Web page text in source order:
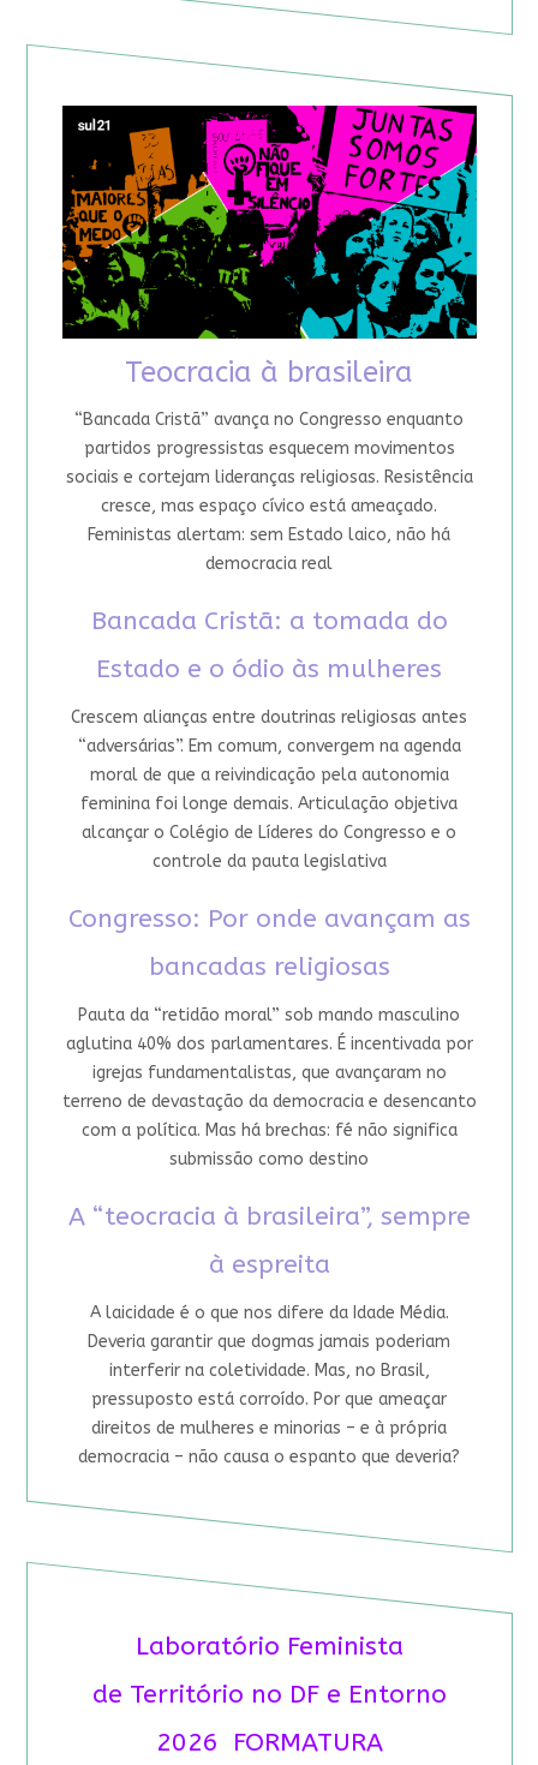
Teocracia à brasileira
“Bancada Cristã” avança no Congresso enquanto
partidos progressistas esquecem movimentos
sociais e cortejam lideranças religiosas. Resistência
cresce, mas espaço cívico está ameaçado.
Feministas alertam: sem Estado laico, não há
democracia real
Bancada Cristã: a tomada do
Estado e o ódio às mulheres
Crescem alianças entre doutrinas religiosas antes
“adversárias”. Em comum, convergem na agenda
moral de que a reivindicação pela autonomia
feminina foi longe demais. Articulação objetiva
alcançar o Colégio de Líderes do Congresso e o
controle da pauta legislativa
Congresso: Por onde avançam as
bancadas religiosas
Pauta da “retidão moral” sob mando masculino
aglutina 40% dos parlamentares. É incentivada por
igrejas fundamentalistas, que avançaram no
terreno de devastação da democracia e desencanto
com a política. Mas há brechas: fé não significa
submissão como destino
A “teocracia à brasileira”, sempre
à espreita
A laicidade é o que nos difere da Idade Média.
Deveria garantir que dogmas jamais poderiam
interferir na coletividade. Mas, no Brasil,
pressuposto está corroído. Por que ameaçar
direitos de mulheres e minorias – e à própria
democracia – não causa o espanto que deveria?
Laboratório Feminista
de Território no DF e Entorno
2026 FORMATURA